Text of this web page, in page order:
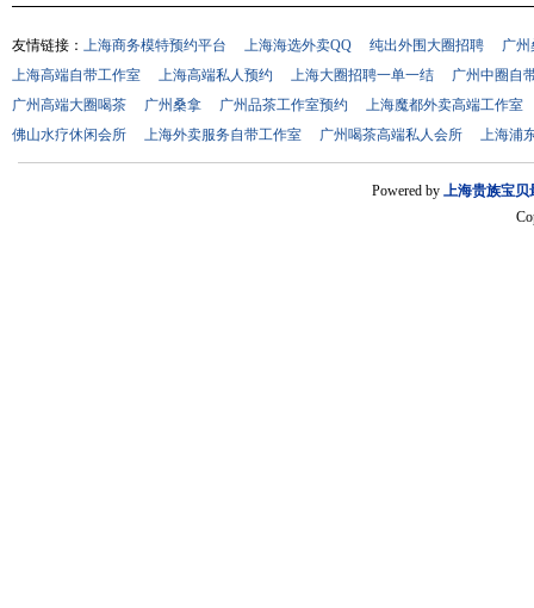
友情链接： 上海商务模特预约平台 上海海选外卖QQ 纯出外围大圈招聘
广州
上海高端自带工作室
上海高端私人预约 上海大圈招聘一单一结
广州中圈自
广州高端大圈喝茶
广州桑拿 广州品茶工作室预约
上海魔都外卖高端工作室
佛山水疗休闲会所
上海外卖服务自带工作室 广州喝茶高端私人会所 上海浦
Powered by 上海贵族宝贝